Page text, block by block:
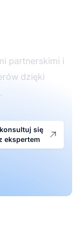
partnerskimi i
dzięki
się
ekspertem